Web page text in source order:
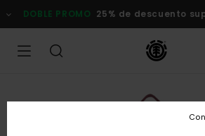
la
DOBLE PROMO 25% de descuento